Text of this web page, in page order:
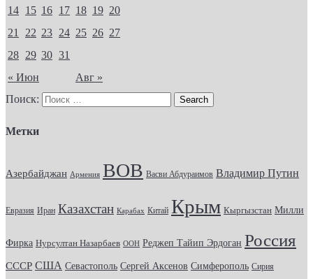
« Июн Авг »
14 15 16 17 18 19 20
21
22 23 24 25 26 27
28 29 30 31
Поиск:
Метки
Азербайджан Армения ВОВ Васви Абдураимов Владимир Путин
Евразия Иран Казахстан Карабах Китай Крым Кыргызстан Милли
Фирка Нурсултан Назарбаев ООН Реджеп Тайип Эрдоган Россия
СССР США Севастополь Сергей Аксенов Симферополь Сирия